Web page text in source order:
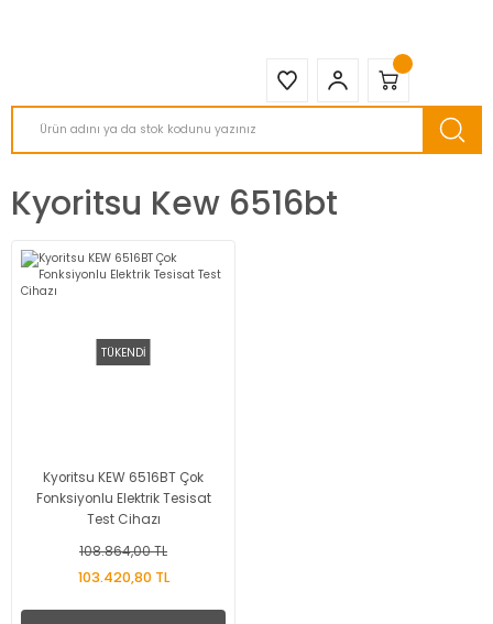
Kyoritsu Kew 6516bt
TÜKENDİ
Kyoritsu KEW 6516BT Çok
Fonksiyonlu Elektrik Tesisat
Test Cihazı
108.864,00 TL
103.420,80 TL